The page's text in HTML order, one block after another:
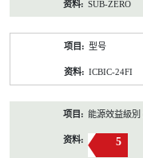
SUB-ZERO
型号
ICBIC-24FI
能源效益級別
5